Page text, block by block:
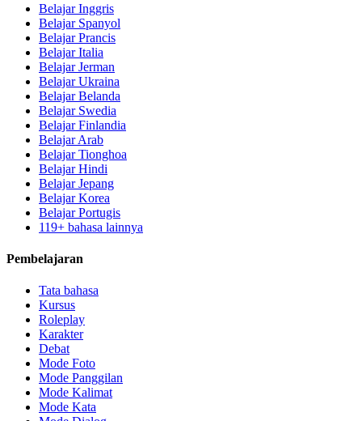
Belajar Inggris
Belajar Spanyol
Belajar Prancis
Belajar Italia
Belajar Jerman
Belajar Ukraina
Belajar Belanda
Belajar Swedia
Belajar Finlandia
Belajar Arab
Belajar Tionghoa
Belajar Hindi
Belajar Jepang
Belajar Korea
Belajar Portugis
119+ bahasa lainnya
Pembelajaran
Tata bahasa
Kursus
Roleplay
Karakter
Debat
Mode Foto
Mode Panggilan
Mode Kalimat
Mode Kata